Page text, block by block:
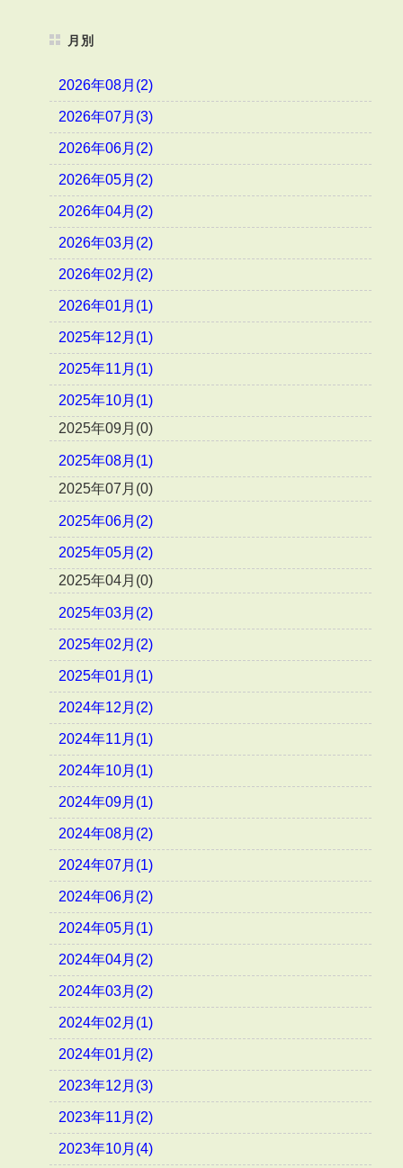
月別
2026年08月(2)
2026年07月(3)
2026年06月(2)
2026年05月(2)
2026年04月(2)
2026年03月(2)
2026年02月(2)
2026年01月(1)
2025年12月(1)
2025年11月(1)
2025年10月(1)
2025年09月(0)
2025年08月(1)
2025年07月(0)
2025年06月(2)
2025年05月(2)
2025年04月(0)
2025年03月(2)
2025年02月(2)
2025年01月(1)
2024年12月(2)
2024年11月(1)
2024年10月(1)
2024年09月(1)
2024年08月(2)
2024年07月(1)
2024年06月(2)
2024年05月(1)
2024年04月(2)
2024年03月(2)
2024年02月(1)
2024年01月(2)
2023年12月(3)
2023年11月(2)
2023年10月(4)